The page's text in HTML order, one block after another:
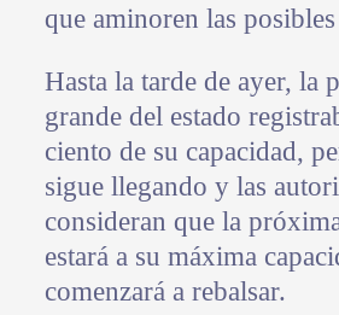
que aminoren las
Hasta la tarde de ayer, la
grande del estado
ciento de su capacidad,
sigue llegando y las
consideran que la
estará a su máxima
comenzará a rebalsar.